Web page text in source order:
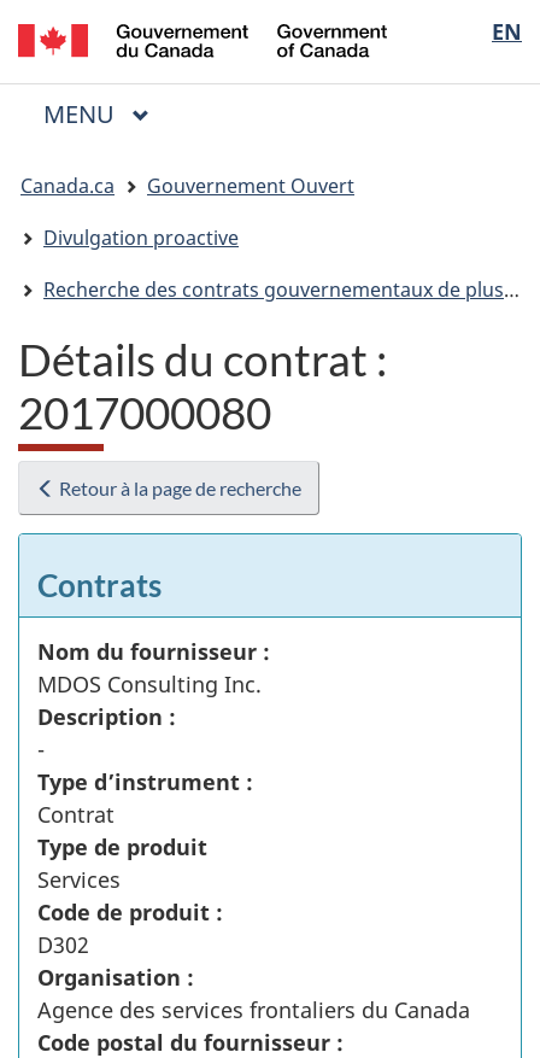
Passer
au
contenu
Passer
à
« Au
Passer
à
la
EN
of
Menu
MENU PRINCIPAL
êtes
ici
Canada.ca
Gouvernement Ouvert
Divulgation proactive
Recherche des contrats gouvernementaux de plus de 10 000 $
Détails du contrat :
2017000080
Retour à la page de recherche
Contrats
Nom du fournisseur :
MDOS Consulting Inc.
Description :
-
Type d’instrument :
Contrat
Type de produit
Services
Code de produit :
D302
Organisation :
Agence des services frontaliers du Canada
Code postal du fournisseur :